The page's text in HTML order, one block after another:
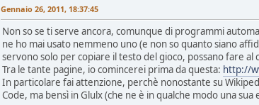
Gennaio 26, 2011, 18:37:45
Non so se ti serve ancora, comunque di programmi
ne ho mai usato nemmeno uno (e non so quanto siano
servono solo per copiare il testo del gioco, possano fare al
Tra le tante pagine, io comincerei prima da questa: http://
In particolare fai attenzione, perchè nonostante su
Code, ma bensì in Glulx (che ne è in qualche modo una